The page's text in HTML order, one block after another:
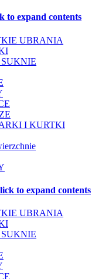
to expand contents
UBRANIA
I KURTKI
to expand contents
UBRANIA